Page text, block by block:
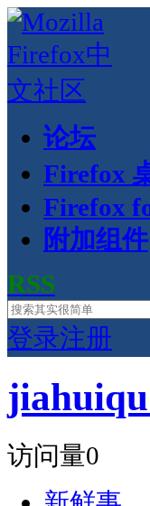
论坛
Firefox
Firefox
附加组件
RSS
登录注册
访问量0